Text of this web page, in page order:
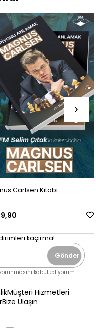
Carlsen Kitabı
kaçırma!
Gönder
korunmasını kabul ediyorum.
Müşteri Hizmetleri
Bize Ulaşın